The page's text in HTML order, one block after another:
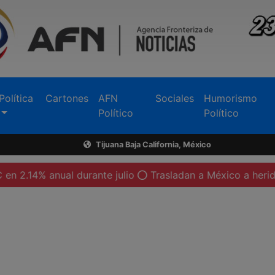
Política Cartones
AFN
Político
Sociales
Humorismo
Político
Tijuana Baja California, México
durante julio Trasladan a México a heridos por